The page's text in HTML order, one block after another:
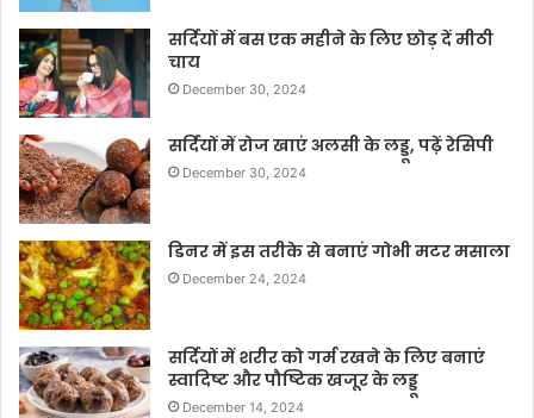
सर्दियों में बस एक महीने के लिए छोड़ दें मीठी
चाय
December 30, 2024
सर्दियों में रोज खाएं अलसी के लड्डू, पढ़ें रेसिपी
December 30, 2024
डिनर में इस तरीके से बनाएं गोभी मटर मसाला
December 24, 2024
सर्दियों में शरीर को गर्म रखने के लिए बनाएं
स्वादिष्ट और पौष्टिक खजूर के लड्डू
December 14, 2024